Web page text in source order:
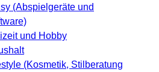
(Abspielgeräte und
und Hobby
(Kosmetik, Stilberatung